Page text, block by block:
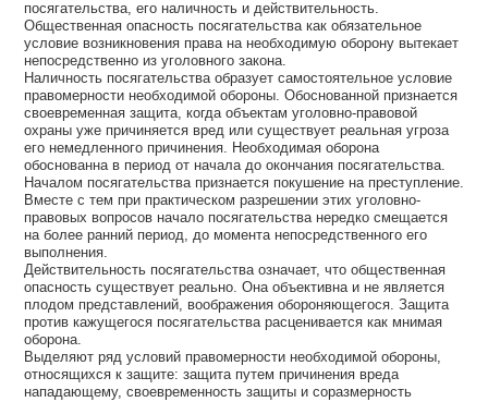
посягательства, его наличность и действительность.
Общественная опасность посягательства как обязательное
условие возникновения права на необходимую оборону вытекает
непосредственно из уголовного закона.
Наличность посягательства образует самостоятельное условие
правомерности необходимой обороны. Обоснованной признается
своевременная защита, когда объектам уголовно-правовой
охраны уже причиняется вред или существует реальная угроза
его немедленного причинения. Необходимая оборона
обоснованна в период от начала до окончания посягательства.
Началом посягательства признается покушение на преступление.
Вместе с тем при практическом разрешении этих уголовно-
правовых вопросов начало посягательства нередко смещается
на более ранний период, до момента непосредственного его
выполнения.
Действительность посягательства означает, что общественная
опасность существует реально. Она объективна и не является
плодом представлений, воображения обороняющегося. Защита
против кажущегося посягательства расценивается как мнимая
оборона.
Выделяют ряд условий правомерности необходимой обороны,
относящихся к защите: защита путем причинения вреда
нападающему, своевременность защиты и соразмерность